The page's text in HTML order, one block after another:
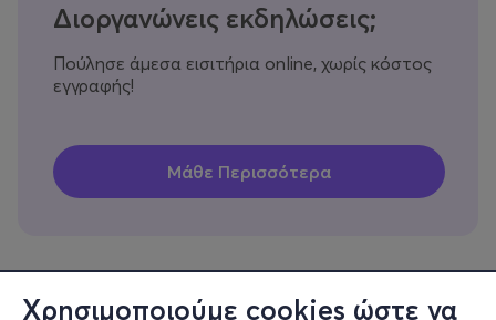
Χρησιμοποιούμε cookies ώστε να
Διοργανώνεις εκδηλώσεις;
Πούλησε άμεσα εισιτήρια online, χωρίς κόστος
εγγραφής!